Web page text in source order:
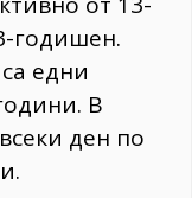
годишен.
едни
В
ден по